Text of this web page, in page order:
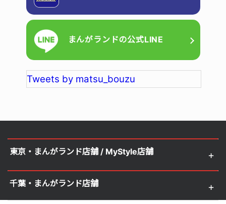
まんがランドの公式LINE
Tweets by matsu_bouzu
東京・まんがランド店舗 / MyStyle店舗
千葉・まんがランド店舗